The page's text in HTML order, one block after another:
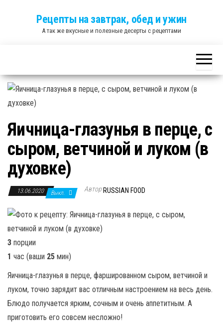
Рецепты на завтрак, обед и ужин
А так же вкусные и полезные десерты с рецептами
Яичница-глазунья в перце, с
сыром, ветчиной и луком (в
духовке)
13.06.2020 Выкл. Автор RUSSIAN FOOD
3 порции
1 час (ваши 25 мин)
Яичница-глазунья в перце, фаршированном сыром, ветчиной и
луком, точно зарядит вас отличным настроением на весь день.
Блюдо получается ярким, сочным и очень аппетитным. А
приготовить его совсем несложно!